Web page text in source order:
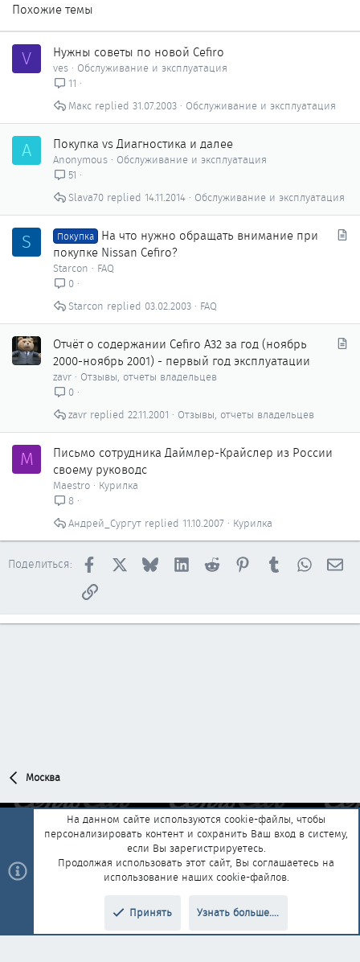
Похожие темы
V Нужны советы по новой Cefiro
ves
Обслуживание и эксплуатация
11
Обслуживание и эксплуатация
31.07.2003
Макс
A Покупка vs Диагностика и далее
Anonymous
Обслуживание и эксплуатация
51
Обслуживание и эксплуатация
14.11.2014
Slava70
S Покупка На что нужно обращать внимание при
покупке Nissan Cefiro?
Starcon
FAQ
0
FAQ
03.02.2003
Starcon
Отчёт о содержании Cefiro A32 за год (ноябрь
2000-ноябрь 2001) - первый год эксплуатации
zavr
Отзывы, отчеты владельцев
0
Отзывы, отчеты владельцев
22.11.2001
zavr
M
Письмо сотрудника Даймлер-Крайслер из России
своему руководс
Maestro
Курилка
8
Курилка
11.10.2007
Андрей_Сургут
Поделиться: Facebook BlueskyLinkedInReddit PinterestTumblr
Ссылка
Москва
Обратная связь
Условия и правила
Политика конфиденциальности
Помощь Главная
R
add-ons by ThemeHouse Перевод от Jumuro®
На данном сайте используются cookie-файлы, чтобы
персонализировать контент и сохранить Ваш вход в систему,
если Вы зарегистрируетесь.
Продолжая использовать этот сайт, Вы соглашаетесь на
использование наших cookie-файлов.
Принять Узнать больше....